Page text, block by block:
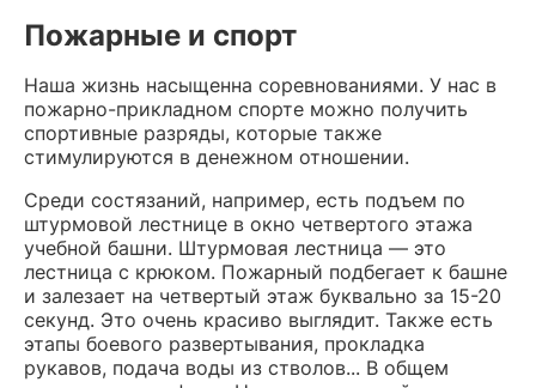
Пожарные и спорт
Наша жизнь насыщенна соревнованиями. У нас в
пожарно-прикладном спорте можно получить
спортивные разряды, которые также
стимулируются в денежном отношении.
Среди состязаний, например, есть подъем по
штурмовой лестнице в окно четвертого этажа
учебной башни. Штурмовая лестница — это
лестница с крюком. Пожарный подбегает к башне
и залезает на четвертый этаж буквально за 15-20
секунд. Это очень красиво выглядит. Также есть
этапы боевого развертывания, прокладка
рукавов, подача воды из стволов... В общем